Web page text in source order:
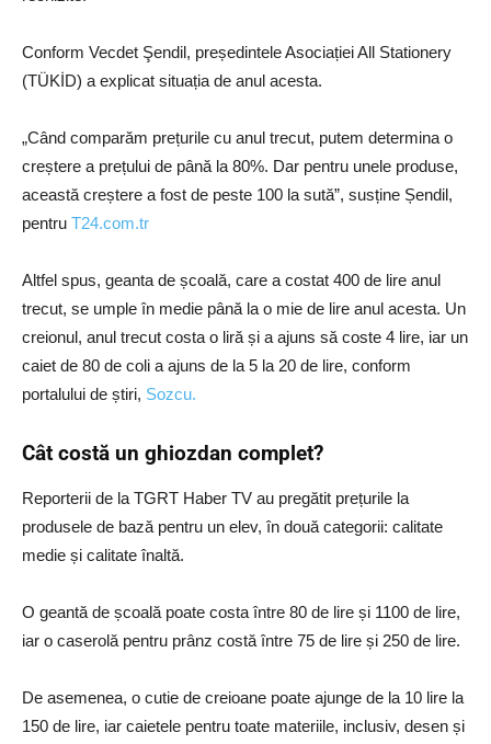
Conform Vecdet Şendil, președintele Asociației All Stationery
(TÜKİD) a explicat situația de anul acesta.
„Când comparăm prețurile cu anul trecut, putem determina o
creștere a prețului de până la 80%. Dar pentru unele produse,
această creștere a fost de peste 100 la sută”, susține Șendil,
pentru T24.com.tr
Altfel spus, geanta de școală, care a costat 400 de lire anul
trecut, se umple în medie până la o mie de lire anul acesta. Un
creionul, anul trecut costa o liră și a ajuns să coste 4 lire, iar un
caiet de 80 de coli a ajuns de la 5 la 20 de lire, conform
portalului de știri, Sozcu.
Cât costă un ghiozdan complet?
Reporterii de la TGRT Haber TV au pregătit prețurile la
produsele de bază pentru un elev, în două categorii: calitate
medie și calitate înaltă.
O geantă de școală poate costa între 80 de lire și 1100 de lire,
iar o caserolă pentru prânz costă între 75 de lire și 250 de lire.
De asemenea, o cutie de creioane poate ajunge de la 10 lire la
150 de lire, iar caietele pentru toate materiile, inclusiv, desen și